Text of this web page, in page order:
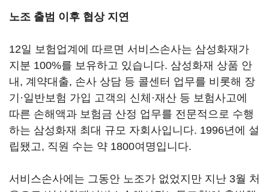
노조 출범 이후 협상 지연
12일 보험업계에 따르면 서비스손사는 삼성화재가
지분 100%를 보유하고 있습니다. 삼성화재 상품 안
내, 계약대출, 손사 상담 등 콜센터 업무를 비롯해 장
기·일반보험 가입 고객의 신체·재산 등 보험사고에
따른 손해액과 보험금 산정 업무를 전문적으로 수행
하는 삼성화재 최대 규모 자회사입니다. 1996년에 설
립됐고, 직원 수는 약 1800여명입니다.
서비스손사에는 그동안 노조가 없었지만 지난 3월 처